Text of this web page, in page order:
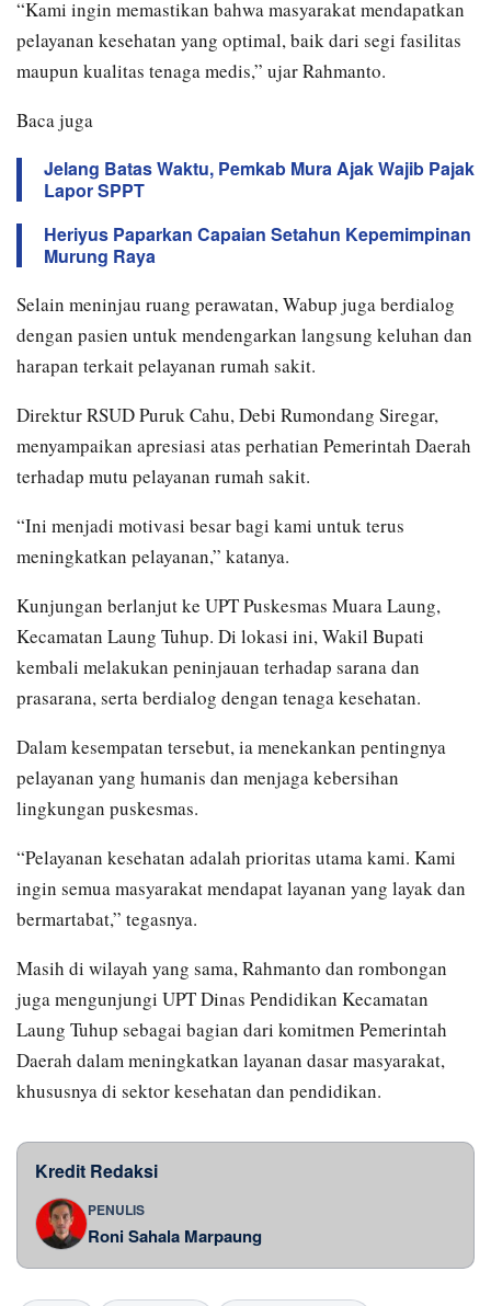
“Kami ingin memastikan bahwa masyarakat mendapatkan
pelayanan kesehatan yang optimal, baik dari segi fasilitas
maupun kualitas tenaga medis,” ujar Rahmanto.
Baca juga
Jelang Batas Waktu, Pemkab Mura Ajak Wajib Pajak
Lapor SPPT
Heriyus Paparkan Capaian Setahun Kepemimpinan
Murung Raya
Selain meninjau ruang perawatan, Wabup juga berdialog
dengan pasien untuk mendengarkan langsung keluhan dan
harapan terkait pelayanan rumah sakit.
Direktur RSUD Puruk Cahu, Debi Rumondang Siregar,
menyampaikan apresiasi atas perhatian Pemerintah Daerah
terhadap mutu pelayanan rumah sakit.
“Ini menjadi motivasi besar bagi kami untuk terus
meningkatkan pelayanan,” katanya.
Kunjungan berlanjut ke UPT Puskesmas Muara Laung,
Kecamatan Laung Tuhup. Di lokasi ini, Wakil Bupati
kembali melakukan peninjauan terhadap sarana dan
prasarana, serta berdialog dengan tenaga kesehatan.
Dalam kesempatan tersebut, ia menekankan pentingnya
pelayanan yang humanis dan menjaga kebersihan
lingkungan puskesmas.
“Pelayanan kesehatan adalah prioritas utama kami. Kami
ingin semua masyarakat mendapat layanan yang layak dan
bermartabat,” tegasnya.
Masih di wilayah yang sama, Rahmanto dan rombongan
juga mengunjungi UPT Dinas Pendidikan Kecamatan
Laung Tuhup sebagai bagian dari komitmen Pemerintah
Daerah dalam meningkatkan layanan dasar masyarakat,
khususnya di sektor kesehatan dan pendidikan.
Kredit Redaksi
PENULIS
Roni Sahala Marpaung